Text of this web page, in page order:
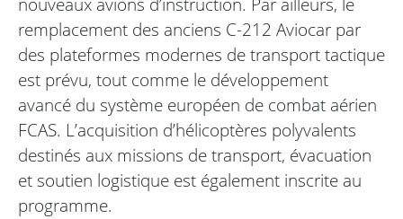
remplacement des anciens C-212 Aviocar par
des plateformes modernes de transport tactique
est prévu, tout comme le développement
avancé du système européen de combat aérien
FCAS. L’acquisition d’hélicoptères polyvalents
destinés aux missions de transport, évacuation
et soutien logistique est également inscrite au
programme.